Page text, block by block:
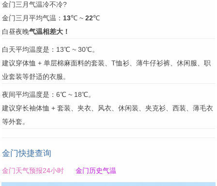
金门三月气温冷不冷?
金门三月平均气温： 13℃ ~ 22℃
白昼夜晚气温相差大！
白天平均温度是：13℃ ~ 30℃。
建议穿体恤 + 单层棉麻面料的套装、T恤衫、薄牛仔衫裤、休闲服、职
业套装等舒适的衣服。
夜间平均温度是：6℃ ~ 18℃。
建议穿长袖体恤 + 套装、夹衣、风衣、休闲装、夹克衫、西装、薄毛衣
等外套。
金门快捷查询
金门天气预报24小时 金门历史气温